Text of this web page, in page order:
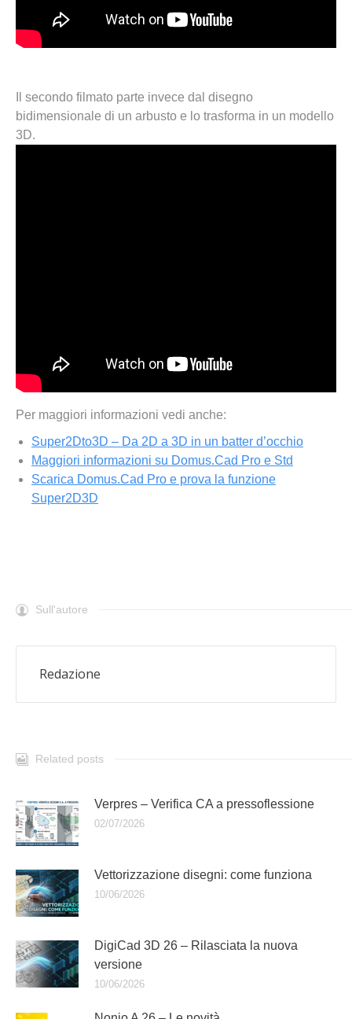
Il secondo filmato parte invece dal disegno
bidimensionale di un arbusto e lo trasforma in un modello
3D.
Per maggiori informazioni vedi anche:
Super2Dto3D – Da 2D a 3D in un batter d’occhio
Maggiori informazioni su Domus.Cad Pro e Std
Scarica Domus.Cad Pro e prova la funzione
Super2D3D
Sull'autore
Redazione
Related posts
Verpres – Verifica CA a pressoflessione
02/07/2026
Vettorizzazione disegni: come funziona
10/06/2026
DigiCad 3D 26 – Rilasciata la nuova
versione
10/06/2026